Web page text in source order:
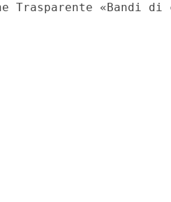
Trasparente «Bandi di